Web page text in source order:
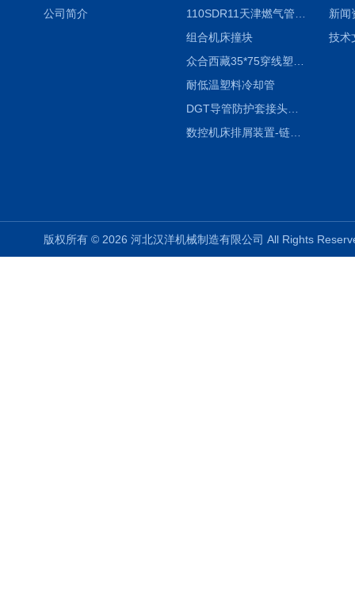
公司简介
组合机床撞块
耐低温塑料冷却管
DGT导管防护套接头形式与参数
数控机床排屑装置-链板式排屑机
新闻
技术
版权所有 © 2026 河北汉洋机械制造有限公司 All Rights